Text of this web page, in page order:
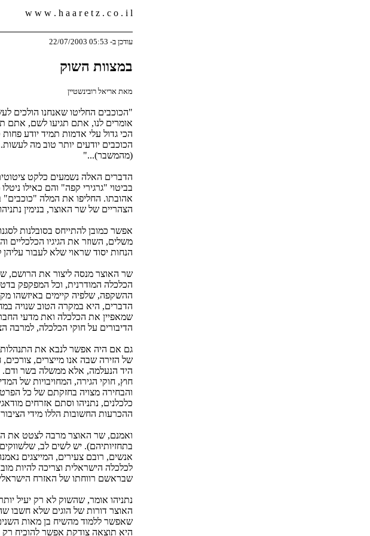
w w w . h a a r e t z . c o . i l
עודכן ב- 05:53 22/07/2003
במצוות השוק
מאת אריאל רובינשטיין
"הכוכבים החליטו שאנחנו הולכים
אומרים לנו, אתם תגיעו לשם, אתם
הכוכבים יודעים יותר טוב מה
(מהמשבר)..."
הדברים האלה נשמעים כלקט
בביטוי "גרגירי קפה" והם כאילו
אהובתו. החליפו את המלה
הצהריים של שר האוצר, בנימין
אפשר כמובן להתייחס בסובלנות
משלים, השוזר את הגיגיו הכלכליים
הנחות יסוד שראוי שלא לעבור עליהן
שר האוצר מנסה ליצור את הרושם,
הכלכלה המודרנית, וכל המפקפק
ההשקפה, שלפיה קיימים באיזשהו
הדברים, היא במקרה הטוב שנויה
שמאפיין את הכלכלה ואת מדעי
הדיבורים על חוקי הכלכלה, למרבה
גם אם היה אפשר לנבא את התנהלות
של הזירה שבה אנו מייצרים,
היד הנעלמה, אלא ממשלה בשר ודם.
חוץ, חוקי הגירה, המחויבויות של
והבחירה מצויה בחזקתם של כל
כלכלנים, נתניהו וסתם אזרחים
ההכרעות החשובות הללו מידי
ואמנם, שר האוצר מרבה לצטט את
בתחזיותיהם). יש לשים לב,
אנשים, רובם צעירים, המייצגים
לכלכלה הישראלית וצריכה להיות
שבראשם רווחתו של האזרח
נתניהו אומר, שהשוק לא רק יעיל
האוצר דורות של הוגים שלא חשבו
שאפשר ללמוד מהשיח בן מאות
היא תוצאה צודקת אפשר להוכיח